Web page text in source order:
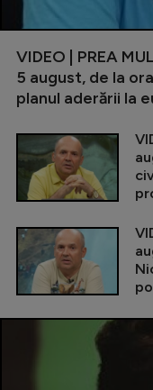
VIDEO | PREA
5 august, de la
planul aderării la